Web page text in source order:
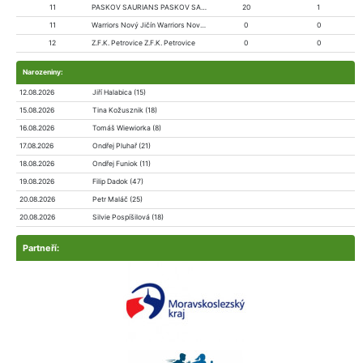
11 20 1
11 0 0
12 Z.F.K. Petrovice Z.F.K. Petrovice 0 0
Narozeniny:
12.08.2026 Jiří Halabica (15)
15.08.2026 Tina Kožusznik (18)
16.08.2026 Tomáš Wiewiorka (8)
17.08.2026 Ondřej Pluhař (21)
18.08.2026 Ondřej Funiok (11)
19.08.2026 Filip Dadok (47)
20.08.2026 Petr Maláč (25)
20.08.2026 Silvie Pospíšilová (18)
Partneří: